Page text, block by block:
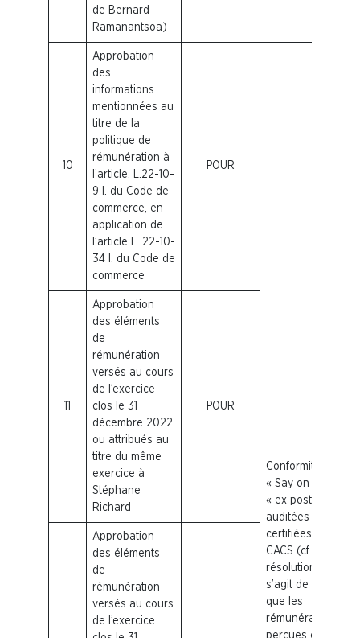
de Bernard
Ramanantsoa)
10
Approbation
des
informations
mentionnées au
titre de la
politique de
rémunération à
l’article. L.22-10-
9 I. du Code de
commerce, en
application de
l’article L. 22-10-
34 I. du Code de
commerce
POUR
Conformité du
« Say on pay »
« ex post »
auditées et
certifiées par les
CACS (cf.
résolution 1), il
s’agit de s’assurer
que les
rémunérations
perçues en 2022
11
Approbation
des éléments
de
rémunération
versés au cours
de l’exercice
clos le 31
décembre 2022
ou attribués au
titre du même
exercice à
Stéphane
Richard
POUR
Approbation
des éléments
de
rémunération
versés au cours
de l’exercice